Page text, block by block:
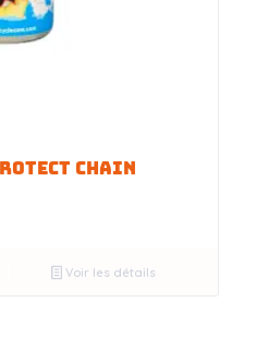
CHAIN
Voir les détails